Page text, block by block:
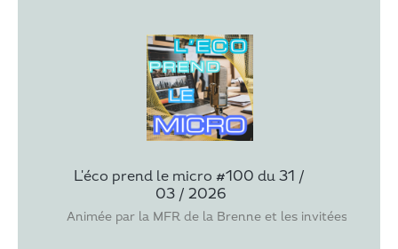
L'éco prend le micro #100 du 31 /
03 / 2026
Animée par la MFR de la Brenne et les invitées